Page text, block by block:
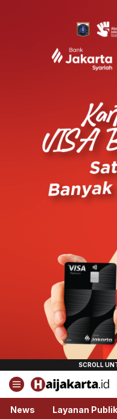
Haijakarta.id
Semua Tentang
News Layanan Publik